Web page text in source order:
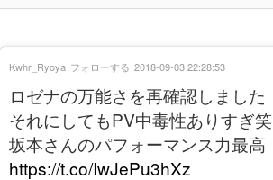
ロゼナの万能さを再確認しました
それにしてもPV中毒性ありすぎ笑
坂本さんのパフォーマンス力最高
https://t.co/IwJePu3hXz
Kwhr_Ryoya フォローする 2018-09-03 22:28:53